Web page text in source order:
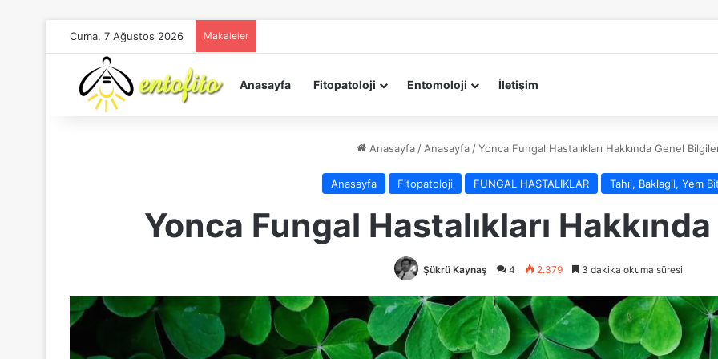
Cuma, 7 Ağustos 2026 Makaleler
Anasayfa Fitopatoloji Entomoloji İletişim
Anasayfa / Anasayfa /Yonca Fungal Hastalıkları Hakkında Genel
Anasayfa Fitopatoloji FUNGAL HASTALIKLAR Tahıl, Baklagil, Yem
Yonca Fungal Hastalıkları
Şükrü Kaynaş 4 2.379 3 dakika okuma süresi